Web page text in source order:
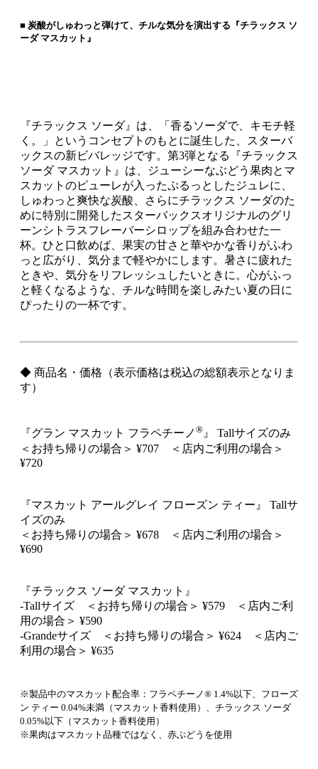
■ 炭酸がしゅわっと弾けて、チルな気分を演出する『チラックス ソ
ーダ マスカット』
『チラックス ソーダ』は、「香るソーダで、キモチ軽
く。」というコンセプトのもとに誕生した、スターバ
ックスの新ビバレッジです。第3弾となる『チラックス
ソーダ マスカット』は、ジューシーなぶどう果肉とマ
スカットのピューレが入ったぷるっとしたジュレに、
しゅわっと爽快な炭酸、さらにチラックス ソーダのた
めに特別に開発したスターバックスオリジナルのグリ
ーンシトラスフレーバーシロップを組み合わせた一
杯。ひと口飲めば、果実の甘さと華やかな香りがふわ
っと広がり、気分まで軽やかにします。暑さに疲れた
ときや、気分をリフレッシュしたいときに。心がふっ
と軽くなるような、チルな時間を楽しみたい夏の日に
ぴったりの一杯です。
◆ 商品名・価格（表示価格は税込の総額表示となりま
す）
『グラン マスカット フラペチーノ ®』 Tallサイズのみ
＜お持ち帰りの場合＞ ¥707 ＜店内ご利用の場合＞
¥720
『マスカット アールグレイ フローズン ティー』 Tallサ
イズのみ
＜お持ち帰りの場合＞ ¥678 ＜店内ご利用の場合＞
¥690
『チラックス ソーダ マスカット』
-Tallサイズ ＜お持ち帰りの場合＞ ¥579 ＜店内ご利
用の場合＞ ¥590
-Grandeサイズ ＜お持ち帰りの場合＞ ¥624 ＜店内ご
利用の場合＞ ¥635
※製品中のマスカット配合率：フラペチーノ® 1.4%以下、フローズ
ン ティー 0.04%未満（マスカット香料使用）、チラックス ソーダ
0.05%以下（マスカット香料使用）
※果肉はマスカット品種ではなく、赤ぶどうを使用